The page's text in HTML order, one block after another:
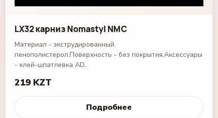
LX32 карниз Nomastyl NMC
Материал - экструдированный
пенополистерол.Поверхность - без покрытия.Аксессуары
- клей-шпатлевка AD..
219 KZT
Подробнее